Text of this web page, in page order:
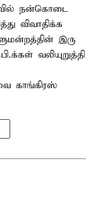
நன்கொடை
விவாதிக்க
இரு
வலியுறுத்தி
காங்கிரஸ்